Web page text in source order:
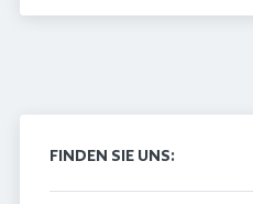
FINDEN SIE UNS: